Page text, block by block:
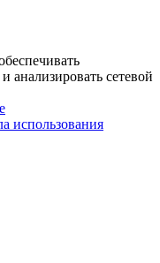
анализировать сетевой
использования